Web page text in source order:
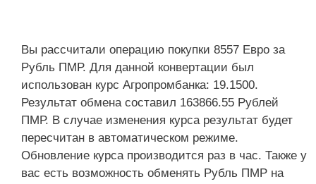
Вы рассчитали операцию покупки 8557 Евро за
Рубль ПМР. Для данной конвертации был
использован курс Агропромбанка: 19.1500.
Результат обмена составил 163866.55 Рублей
ПМР. В случае изменения курса результат будет
пересчитан в автоматическом режиме.
Обновление курса производится раз в час. Также у
вас есть возможность обменять Рубль ПМР на